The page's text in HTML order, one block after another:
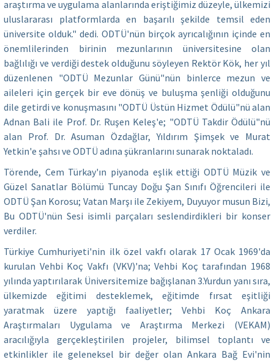
araştırma ve uygulama alanlarında eriştiğimiz düzeyle, ülkemizi
uluslararası platformlarda en başarılı şekilde temsil eden
üniversite olduk." dedi. ODTÜ'nün birçok ayrıcalığının içinde en
önemlilerinden birinin mezunlarının üniversitesine olan
bağlılığı ve verdiği destek olduğunu söyleyen Rektör Kök, her yıl
düzenlenen "ODTÜ Mezunlar Günü"nün binlerce mezun ve
aileleri için gerçek bir eve dönüş ve buluşma şenliği olduğunu
dile getirdi ve konuşmasını "ODTÜ Üstün Hizmet Ödülü"nü alan
Adnan Bali ile Prof. Dr. Ruşen Keleş'e; "ODTÜ Takdir Ödülü"nü
alan Prof. Dr. Asuman Özdağlar, Yıldırım Şimşek ve Murat
Yetkin'e şahsı ve ODTÜ adına şükranlarını sunarak noktaladı.
Törende, Cem Türkay'ın piyanoda eşlik ettiği ODTÜ Müzik ve
Güzel Sanatlar Bölümü Tuncay Doğu Şan Sınıfı Öğrencileri ile
ODTÜ Şan Korosu; Vatan Marşı ile Zekiyem, Duyuyor musun Bizi,
Bu ODTÜ'nün Sesi isimli parçaları seslendirdikleri bir konser
verdiler.
Türkiye Cumhuriyeti'nin ilk özel vakfı olarak 17 Ocak 1969'da
kurulan Vehbi Koç Vakfı (VKV)'na; Vehbi Koç tarafından 1968
yılında yaptırılarak Üniversitemize bağışlanan 3.Yurdun yanı sıra,
ülkemizde eğitimi desteklemek, eğitimde fırsat eşitliği
yaratmak üzere yaptığı faaliyetler; Vehbi Koç Ankara
Araştırmaları Uygulama ve Araştırma Merkezi (VEKAM)
aracılığıyla gerçekleştirilen projeler, bilimsel toplantı ve
etkinlikler ile geleneksel bir değer olan Ankara Bağ Evi'nin